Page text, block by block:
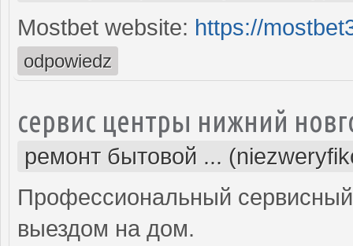
Mostbet website: https://
odpowiedz
сервис центры нижний
ремонт бытовой ...
Профессиональный
выездом на дом.